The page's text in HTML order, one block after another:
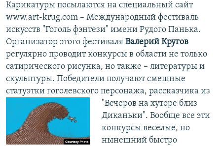
Карикатуры посылаются на специальный сайт
www.art-krug.com – Международный фестиваль
искусств "Гоголь фэнтези" имени Рудого Панька.
Организатор этого фестиваля Валерий Кругов
регулярно проводит конкурсы в области не только
сатирического рисунка, но также – литературы и
скульптуры. Победители получают смешные
статуэтки гоголевского персонажа, рассказчика из
"Вечеров на хуторе близ
Диканьки". Вообще все эти
конкурсы веселые, но
нынешний быстро